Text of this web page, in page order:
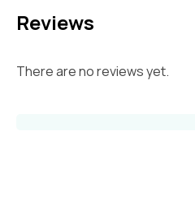
Reviews
There are no reviews yet.